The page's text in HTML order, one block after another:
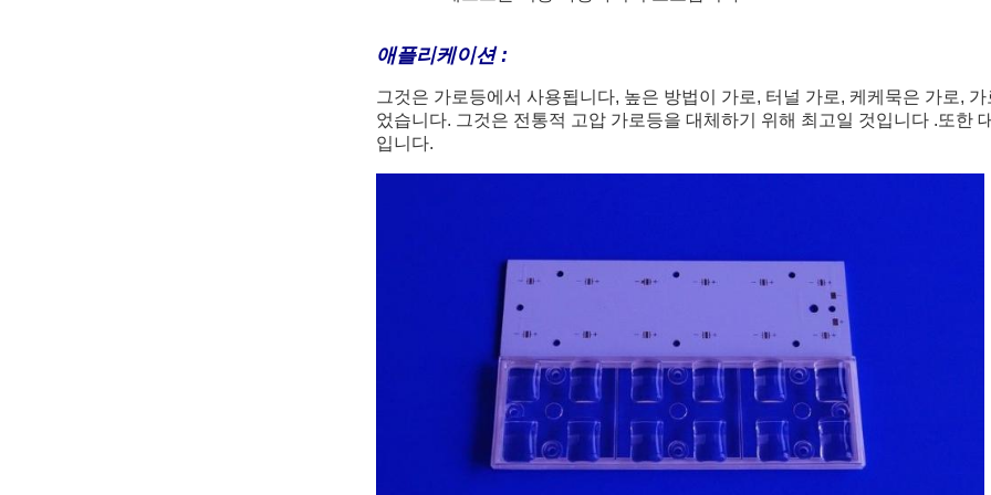
애플리케이션 :
그것은 가로등에서 사용됩니다, 높은 방법이 가로, 터널 가로, 케케묵은 가로,
었습니다. 그것은 전통적 고압 가로등을 대체하기 위해 최고일 것입니다 .또한
입니다.